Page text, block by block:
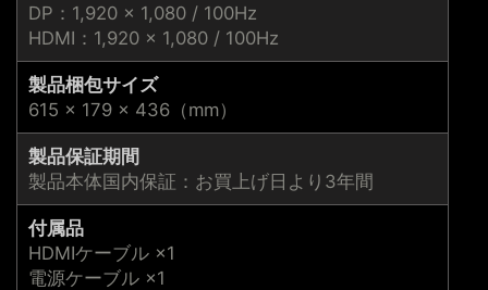
DP：1,920 × 1,080 / 100Hz
HDMI：1,920 × 1,080 / 100Hz
製品梱包サイズ
615 × 179 × 436（mm）
製品保証期間
製品本体国内保証：お買上げ日より3年間
付属品
HDMIケーブル ×1
電源ケーブル ×1